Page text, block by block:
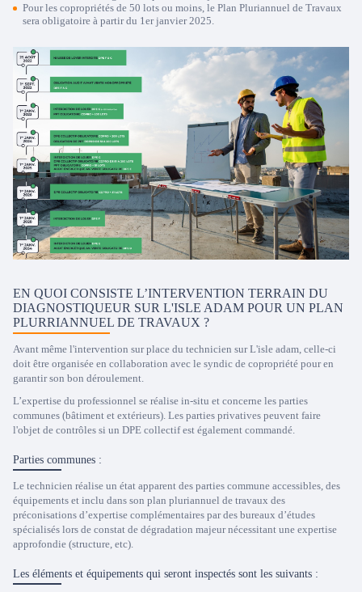
Pour les copropriétés de 50 lots ou moins, le Plan Pluriannuel de Travaux
sera obligatoire à partir du 1er janvier 2025.
EN QUOI CONSISTE L’INTERVENTION TERRAIN DU
DIAGNOSTIQUEUR SUR L'ISLE ADAM POUR UN PLAN
PLURRIANNUEL DE TRAVAUX ?
Avant même l'intervention sur place du technicien sur L'isle adam, celle-ci
doit être organisée en collaboration avec le syndic de copropriété pour en
garantir son bon déroulement.
L’expertise du professionnel se réalise in-situ et concerne les parties
communes (bâtiment et extérieurs). Les parties privatives peuvent faire
l'objet de contrôles si un DPE collectif est également commandé.
Parties communes :
Le technicien réalise un état apparent des parties commune accessibles, des
équipements et inclu dans son plan pluriannuel de travaux des
préconisations d’expertise complémentaires par des bureaux d’études
spécialisés lors de constat de dégradation majeur nécessitant une expertise
approfondie (structure, etc).
Les éléments et équipements qui seront inspectés sont les suivants :